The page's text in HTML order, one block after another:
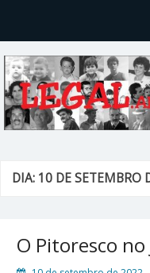
DIA: 10 DE SETEMBRO
O Pitoresco